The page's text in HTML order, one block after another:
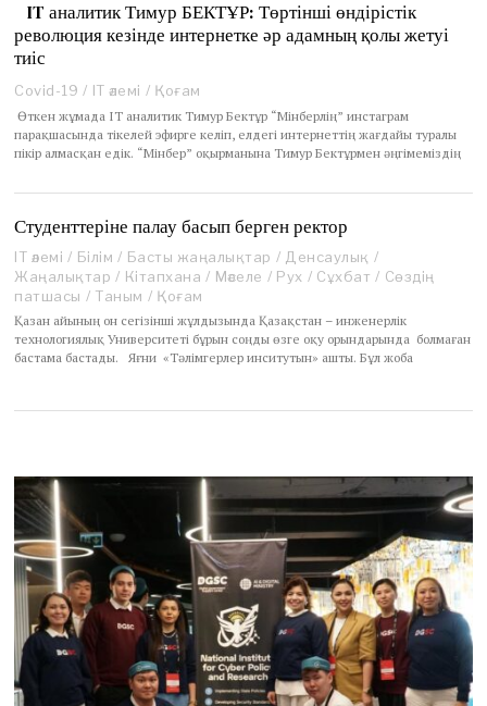
u
r
2
,
2
0
IT аналитик Тимур БЕКТҰР: Төртінші өндірістік
революция кезінде интернетке әр адамның қолы жетуі
тиіс
Covid-19 / IT әлемі / Қоғам
Өткен жұмада ІТ аналитик Тимур Бектұр “Мінберлің” инстаграм
парақшасында тікелей эфирге келіп, елдегі интернеттің жағдайы туралы
пікір алмасқан едік. “Мінбер” оқырманына Тимур Бектұрмен әңгімеміздің
Студенттеріне палау басып берген ректор
IT әлемі / Білім / Басты жаңалықтар / Денсаулық /
Жаңалықтар / Кітапхана / Мәселе / Рух / Сұхбат / Сөздің
патшасы / Таным / Қоғам
Қазан айының он сегізінші жұлдызында Қазақстан – инженерлік
технологиялық Университеті бұрын соңды өзге оқу орындарында болмаған
бастама бастады. Яғни «Тәлімгерлер инситутын» ашты. Бұл жоба